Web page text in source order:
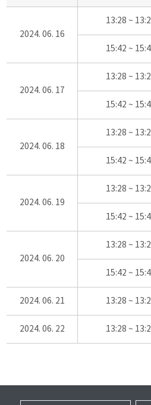
2024. 06. 16
13:28 ~
15:42 ~
2024. 06. 17
13:28 ~
15:42 ~
2024. 06. 18
13:28 ~
15:42 ~
2024. 06. 19
13:28 ~
15:42 ~
2024. 06. 20
13:28 ~
15:42 ~
2024. 06. 21 13:28 ~
2024. 06. 22 13:28 ~